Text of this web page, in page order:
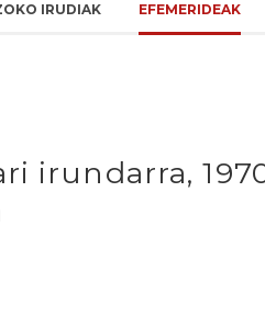
IRUDIAK EFEMERIDEAK
irundarra,